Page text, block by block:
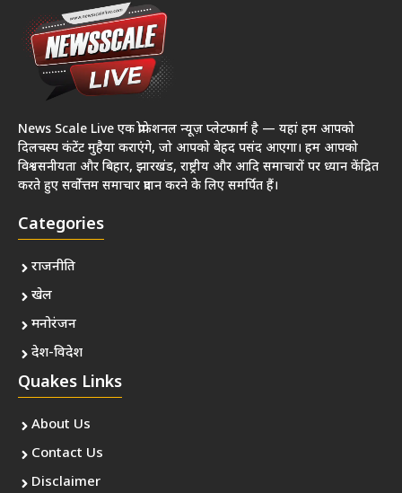
News Scale Live एक प्रोफेशनल न्यूज़ प्लेटफार्म है — यहां हम आपको
दिलचस्प कंटेंट मुहैया कराएंगे, जो आपको बेहद पसंद आएगा। हम आपको
विश्वसनीयता और बिहार, झारखंड, राष्ट्रीय और आदि समाचारों पर ध्यान केंद्रित
करते हुए सर्वोत्तम समाचार प्रदान करने के लिए समर्पित हैं।
Categories
राजनीति
खेल
मनोरंजन
देश-विदेश
Quakes Links
About Us
Contact Us
Disclaimer